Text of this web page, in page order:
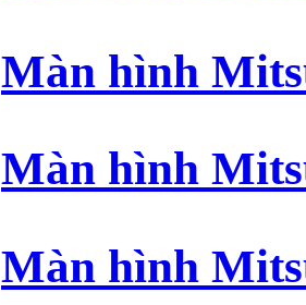
Màn hình
Màn hình
Màn hình